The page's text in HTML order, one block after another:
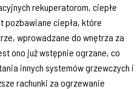
rekuperatorom, ciepłe
pozbawiane ciepła, które
wprowadzane do wnętrza za
ono już wstępnie ogrzane, co
innych systemów grzewczych i
rachunki za ogrzewanie